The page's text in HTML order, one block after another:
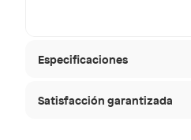
Especificaciones
Condicion del producto
Satisfacción garantizada